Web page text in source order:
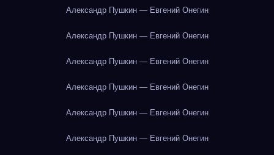
Александр Пушкин — Евгений Онегин
Александр Пушкин — Евгений Онегин
Александр Пушкин — Евгений Онегин
Александр Пушкин — Евгений Онегин
Александр Пушкин — Евгений Онегин
Александр Пушкин — Евгений Онегин